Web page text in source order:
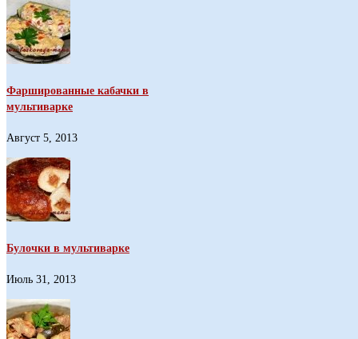
Фаршированные кабачки в
мультиварке
Август 5, 2013
Булочки в мультиварке
Июль 31, 2013